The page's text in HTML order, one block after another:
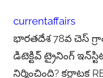
currentaffairs
భారతదేశ 78వ చెస్
డిటెక్టివ్ ట్రైనింగ్
నిర్మించింది? కర్ణాటక